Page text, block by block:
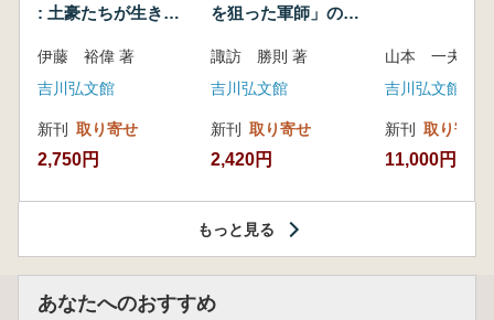
: 土豪たちが生き抜
伊藤 裕偉 著
吉川弘文館
新刊 取り寄せ
2,750円
を狙った軍師」の実
諏訪 勝則 著
吉川弘文館
新刊 取り寄せ
2,420円
山本 一夫
吉川弘文館
新刊 取り寄せ
11,000円
もっと見る
あなたへのおすすめ